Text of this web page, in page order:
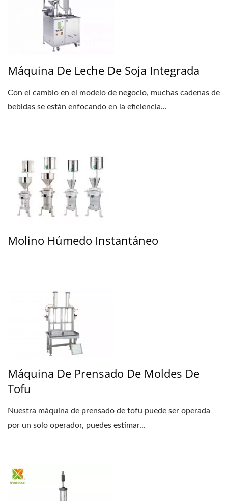
Máquina De Leche De Soja Integrada
Con el cambio en el modelo de negocio, muchas cadenas de
bebidas se están enfocando en la eficiencia...
Molino Húmedo Instantáneo
Máquina De Prensado De Moldes De
Tofu
Nuestra máquina de prensado de tofu puede ser operada
por un solo operador, puedes estimar...